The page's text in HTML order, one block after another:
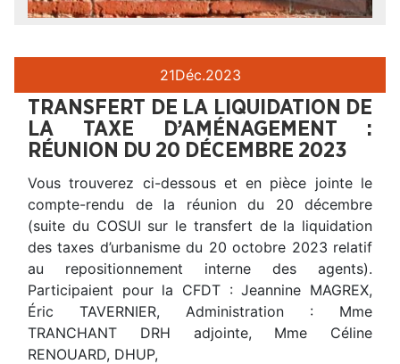
21Déc.2023
TRANSFERT DE LA LIQUIDATION DE
LA TAXE D’AMÉNAGEMENT :
RÉUNION DU 20 DÉCEMBRE 2023
Vous trouverez ci-dessous et en pièce jointe le
compte-rendu de la réunion du 20 décembre
(suite du COSUI sur le transfert de la liquidation
des taxes d’urbanisme du 20 octobre 2023 relatif
au repositionnement interne des agents).
Participaient pour la CFDT : Jeannine MAGREX,
Éric TAVERNIER, Administration : Mme
TRANCHANT DRH adjointe, Mme Céline
RENOUARD, DHUP,